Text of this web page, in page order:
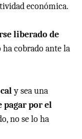
económica.
liberado de
cobrado ante la
y sea una
pagar por el
no se lo ha